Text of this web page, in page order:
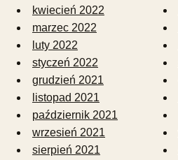
kwiecień 2022
marzec 2022
luty 2022
styczeń 2022
grudzień 2021
listopad 2021
październik 2021
wrzesień 2021
sierpień 2021